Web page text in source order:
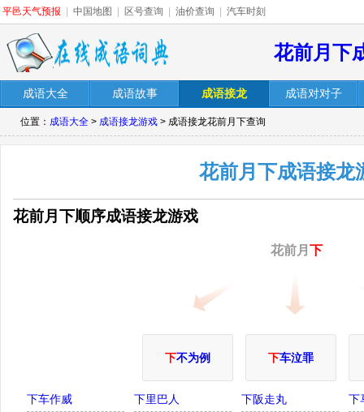
平邑天气预报 中国地图 区号查询 油价查询 汽车时刻
花前月下
成语大全 成语故事 成语接龙 成语对对子
位置： 成语大全 > 成语接龙游戏 > 成语接龙花前月下查询
花前月下成语接龙
花前月下顺序成语接龙游戏
花前月 下
下不为例 下车泣罪
下车作威 下里巴人 下阪走丸
下